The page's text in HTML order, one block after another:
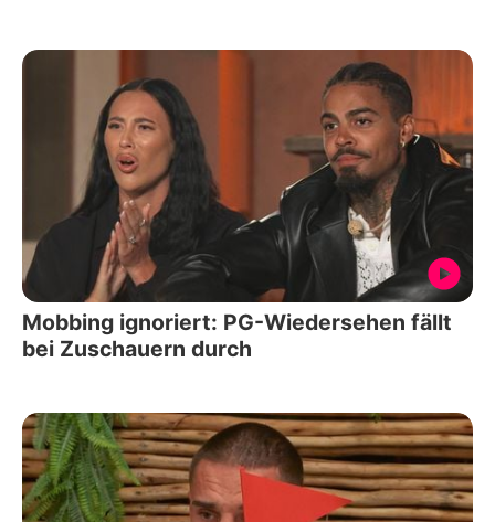
Mobbing ignoriert: PG-Wiedersehen fällt
bei Zuschauern durch